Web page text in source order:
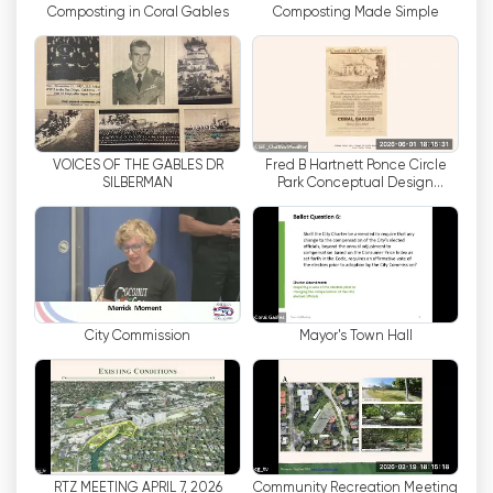
місцевих подій та культурних заходів.
Незалежно від того, чи це громадський
фестиваль, художня виставка чи благодійна
акція, Coral Gables TV гарантує, що глядачі
ніколи не пропустять найцікавіші події міста.
Coral Gables TV - це не просто пасивний засіб
активного залучення громади. Завдяки прямим
трансляціям та функціям онлайн-взаємодії
канал заохочує глядачів до участі, дозволяючи
їм взаємодіяти з контентом, ділитися своїми
думками і навіть подавати власні історії та події
Пропонуючи телебачення онлайн, Coral
Gables TV гарантує, що мешканці та гості
міста можуть підключатися до нього з будь-
якого місця, долаючи бар'єри часу та відстані.
Composting in Coral Gables Composting Made Simple
VOICES OF THE GABLES DR
SILBERMAN
Fred B Hartnett Ponce Circle
Park Conceptual Design
City Commission Mayor's Town Hall
RTZ MEETING APRIL 7, 2026 Community Recreation Meeting